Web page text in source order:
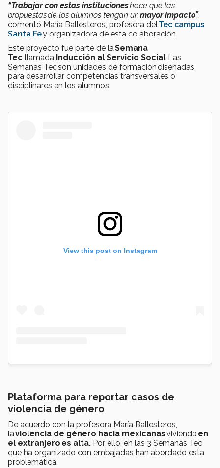
“Trabajar con estas institucioneshace que las
propuestas de los alumnos tengan unmayor impacto”,
comentó María Ballesteros, profesora del Tec campus
Santa Fey organizadora de esta colaboración.
Este proyecto fue parte de laSemana
Tec llamada Inducción al Servicio Social. Las
Semanas Tec son unidades de formación diseñadas
para desarrollar competencias transversales o
disciplinares en los alumnos.
View this post on Instagram
Plataforma para reportar casos de
violencia de género
De acuerdo con la profesora María Ballesteros,
laviolencia de género hacia mexicanasviviendo en
el extranjero es alta. Por ello, en las 3 Semanas Tec
que ha organizado con embajadas han abordado esta
problemática.